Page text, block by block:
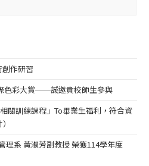
作研習
色彩大賞──誠邀貴校師生參與
關訓練課程」To畢業生福利，符合資
理系 黃淑芳副教授 榮獲114學年度